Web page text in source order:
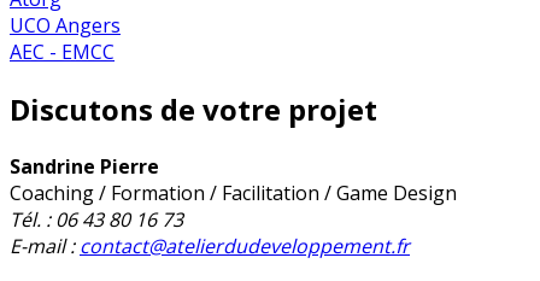
UCO Angers
AEC - EMCC
Discutons de votre projet
Sandrine Pierre
Coaching / Formation / Facilitation / Game Design
Tél. : 06 43 80 16 73
E-mail :contact@atelierdudeveloppement.fr